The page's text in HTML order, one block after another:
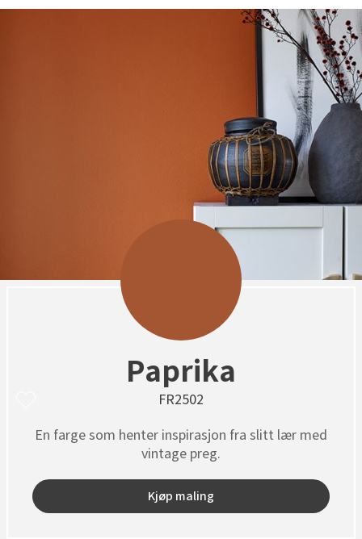
Paprika
FR2502
En farge som henter inspirasjon fra slitt lær med
vintage preg.
Kjøp maling